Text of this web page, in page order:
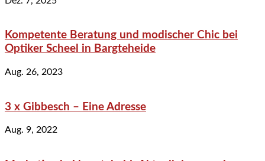
Kompetente Beratung und modischer Chic bei
Optiker Scheel in Bargteheide
Aug. 26, 2023
3 x Gibbesch – Eine Adresse
Aug. 9, 2022